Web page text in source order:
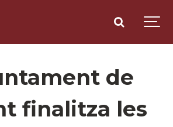
de
finalitza les